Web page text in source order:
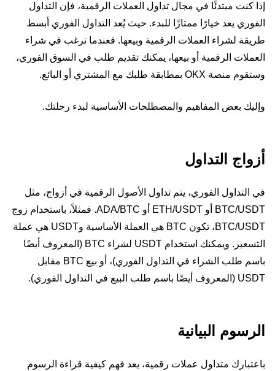
إذا كنت مبتدئًا في مجال تداول العملات الرقمية، فإن التداول
الفوري يعد خيارًا ممتازًا للبدء. حيث يُعد التداول الفوري أبسط
طريقة لشراء العملات الرقمية وبيعها. فعندما ترغب في شراء
العملات الرقمية أو بيعها، يمكنك تقديم طلب في السوق الفوري،
وستقوم منصة OKX بمطابقة طلبك مع المشتري أو البائع.
وإليك بعض المفاهيم والمصطلحات الأساسية لبدء رحلتك.
أزواج التداول
في التداول الفوري، يتم تداول الأصول الرقمية في أزواج، مثل
BTC/USDT أو ETH/USDT أو ADA/BTC. فمثلاً، باستخدام زوج
BTC/USDT، تكون BTC هي العملة الأساسية وUSDT هي عملة
التسعير. ويمكنك استخدام USDT لشراء BTC (المعروف أيضًا
باسم طلب الشراء في التداول الفوري)، أو بيع BTC مقابل
USDT (المعروف أيضًا باسم طلب البيع في التداول الفوري).
الرسوم البيانية
باعتبارك متداول عملات رقمية، يعد فهم كيفية قراءة الرسوم